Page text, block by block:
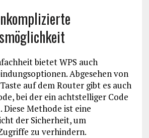
bietet WPS auch
Abgesehen von
auf dem Router gibt es auch
bei der ein achtstelliger Code
Methode ist eine
der Sicherheit, um
zu verhindern.